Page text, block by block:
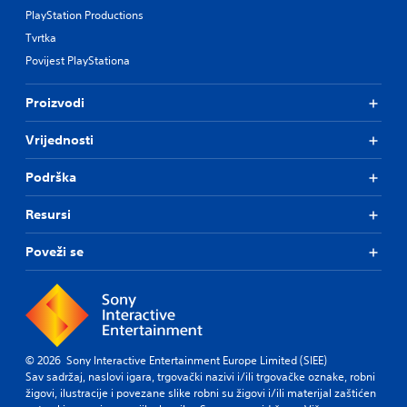
PlayStation Productions
Tvrtka
Povijest PlayStationa
Proizvodi
Vrijednosti
Podrška
Resursi
Poveži se
© 2026 Sony Interactive Entertainment Europe Limited (SIEE)
Sav sadržaj, naslovi igara, trgovački nazivi i/ili trgovačke oznake, robni
žigovi, ilustracije i povezane slike robni su žigovi i/ili materijal zaštićen